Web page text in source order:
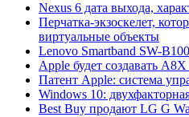
Nexus 6 дата выхода,
Перчатка-экзоскелет,
виртуальные объекты
Lenovo Smartband SW-
Apple будет создавать
Патент Apple: система
Windows 10:
Best Buy продают LG G